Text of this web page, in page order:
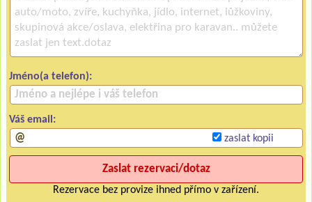
Jméno(a telefon):
Váš email:
zaslat kopii
Rezervace bez provize ihned přímo v zařízení.